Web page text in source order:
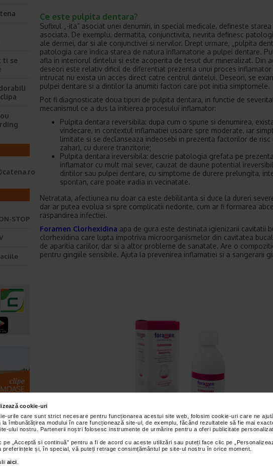
cookie-uri
urile care sunt strict necesare pentru funcționarea acestui site web, folosim cookie-uri care ne
la îmbunătățirea modului în care funcționează site-ul, de exemplu, făcând rezultatele să fie mai
ului nostru. Partenerii noștri folosesc instrumente de urmărire pentru a oferi publicitate
pe „Acceptă si continuă” pentru a fi de acord cu aceste utilizări sau puteți face clic pe
preferințele și, în special, vă puteți retrage consimțământul pe site-ul nostru în orice moment.
aici
Ce este pulpita dentara?
Sufixul „-ita” asociat unei denumiri, in special medicale, defineste
asociata. De exemplu, dermatita, conjunctivita, nevrita definesc
ale dermei, dar si ale conjunctivei si nervilor. Drept urmare, „pulpita
patologia care indica starea de natura inflamatorie a pulpei dentare.
afla in interiorul dintelui si este acoperita de tesut dur mineralizat. Din
deseori este relativ dificil de diferentiat prezenta unui proces inflamator
intrucat nu exista un acces direct catre centrul dintelui. Deseori, se
pulpei dentare si a dintilor la anumiti factori care pot initia simptomele.
Pot fi diagnosticate doua tipuri de pulpita dentara, in functie de
mecanismul ce a dus la initierea procesului inflamator:
Pulpita dentara reversibila: dupa cum o spune si denumirea,
vindecare, in contextul inflamatiei usoare spre moderate, iar
limitate si se declanseaza indeosebi in prezenta factorilor de risc
zahar), cu durere tranzitorie;
Pulpita dentara ireversibila: descrie patologia grefata pe
inflamator cu mult mai sever, cauzat de daune potential
dintilor sau pulpei dentare, cu simptome de durere prelungita,
spontan, care poate iradia in vecinatate.
Netratata, afectiunea nu doar ca este debilitanta si duce la dureri
dar ar putea evolua si spre complicatii nedorite, cum ar fi formarea
raspandirea infectiei.
Foramen Clorhexidina apa de gura este destinata igienizarii cavitatii
clorhexidina care lupta impotriva microorganismelor din cavitatea
de aparitia cariilor, dar si a altor probleme de sanatate. Are o
pentru gingiile sensibile. Ajuta la prevenirea inflamatiei si a sangerarii
ti se
STOP